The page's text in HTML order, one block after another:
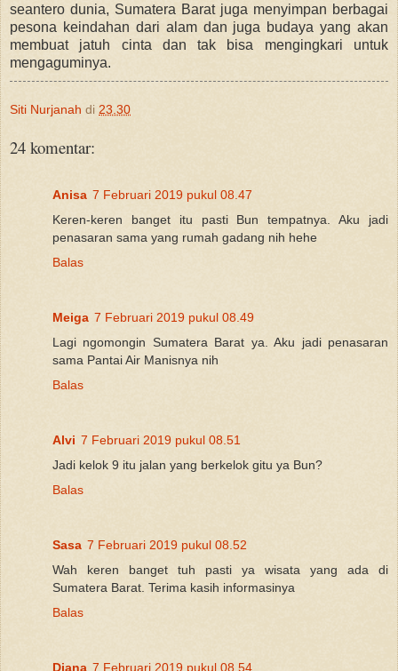
seantero dunia, Sumatera Barat juga menyimpan berbagai
pesona keindahan dari alam dan juga budaya yang akan
membuat jatuh cinta dan tak bisa mengingkari untuk
mengaguminya.
Siti Nurjanah di 23.30
24 komentar:
Anisa 7 Februari 2019 pukul 08.47
Keren-keren banget itu pasti Bun tempatnya. Aku jadi
penasaran sama yang rumah gadang nih hehe
Balas
Meiga 7 Februari 2019 pukul 08.49
Lagi ngomongin Sumatera Barat ya. Aku jadi penasaran
sama Pantai Air Manisnya nih
Balas
Alvi 7 Februari 2019 pukul 08.51
Jadi kelok 9 itu jalan yang berkelok gitu ya Bun?
Balas
Sasa 7 Februari 2019 pukul 08.52
Wah keren banget tuh pasti ya wisata yang ada di
Sumatera Barat. Terima kasih informasinya
Balas
Diana 7 Februari 2019 pukul 08.54